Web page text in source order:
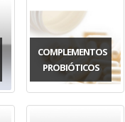
COMPLEMENTOS
PROBIÓTICOS